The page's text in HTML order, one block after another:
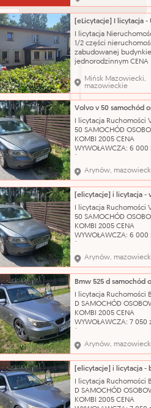
przedziale
o jego składnikach:
postanowieniami
Ponadzakładowego
Zbiorowego Pracy dla
Pracowników
Jednostkach B
I licytacja
1/2 części
zabudowanej
jednorodzinnym CENA
(SZACUNKOWO: 299
Dojazd do
zapewnia droga
wyłożona kostką
odległości około 550 m
przystanek
odległości ok. 800 m
Mińsk Mazowiecki,
mazowieckie
I licytacja Ruchomości
50 SAMOCHÓD
KOMBI 2005 CENA
WYWOŁAWCZA: 6 000
Pojazd w pełni sprawny
technicznie – silnik
problemu. Do
posiadamy komplet
oryginalnych
Wizualny stan auta
jako dobry, zadbany.
katalog
Arynów,
I licytacja Ruchomości
50 SAMOCHÓD
KOMBI 2005 CENA
WYWOŁAWCZA: 6 000
Pojazd w pełni sprawny
technicznie – silnik
problemu. Do
posiadamy komplet
oryginalnych
Wizualny stan auta
jako dobry, zadbany.
katalog
Arynów,
I licytacja Ruchomości
D SAMOCHÓD
KOMBI 2005 CENA
WYWOŁAWCZA: 7 050
Uszkodzony,
przedni zderzak.
prawa tylna lampa.
sprzęgło. Brak koła
zapasowego, klucza do
podnośnika. Stan
używany OC ważne
Arynów,
I licytacja Ruchomości
D SAMOCHÓD
KOMBI 2005 CENA